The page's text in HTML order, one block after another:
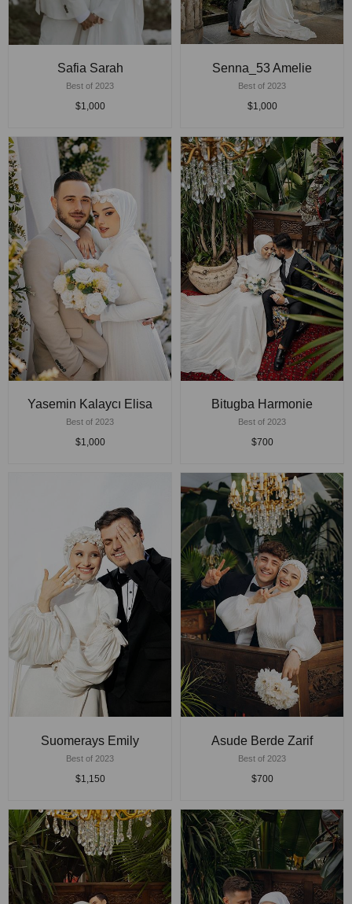
Safia Sarah
Best of 2023
$1,000
Senna_53 Amelie
Best of 2023
$1,000
Yasemin Kalaycı Elisa
Best of 2023
$1,000
Bitugba Harmonie
Best of 2023
$700
Suomerays Emily
Best of 2023
$1,150
Asude Berde Zarif
Best of 2023
$700